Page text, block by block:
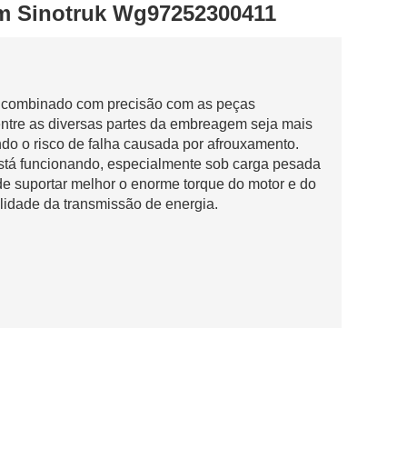
Sinotruk Wg97252300411
com precisão com as peças
as diversas partes da embreagem seja mais
o risco de falha causada por afrouxamento.
funcionando, especialmente sob carga pesada
suportar melhor o enorme torque do motor e do
da transmissão de energia.